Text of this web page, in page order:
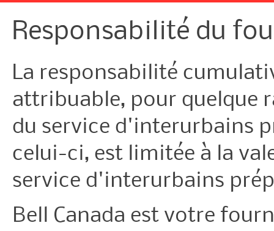
Responsabilité du
La responsabilité
attribuable, pour quelque
du service d'interurbains
celui-ci, est limitée à la
service d'interurbains
Bell Canada est votre